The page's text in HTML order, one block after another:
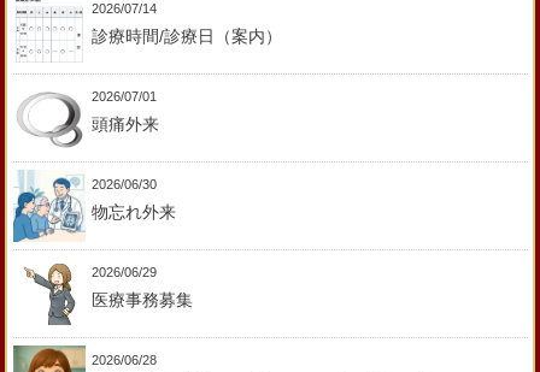
2026/07/14
診療時間/診療日（案内）
2026/07/01
頭痛外来
2026/06/30
物忘れ外来
2026/06/29
医療事務募集
2026/06/28